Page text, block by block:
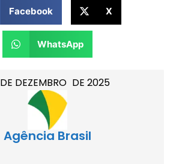
DE DEZEMBRO DE 2025
Agência Brasil
Facebook X
WhatsApp